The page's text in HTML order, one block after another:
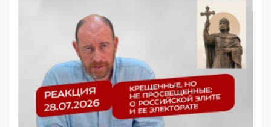
цифроглобалисты продолжают определять
повестку в образовании
09:43, 01 Июня 2026
5G за счет здоровья граждан: Минцифры намерено
отобрать у регионов и муниципалитетов право
защищать жилые дома и социальные объекты от
05:58, 26 Мая 2026
Роскомнадзор освободили от борца с
деструктивным и опасным контентом